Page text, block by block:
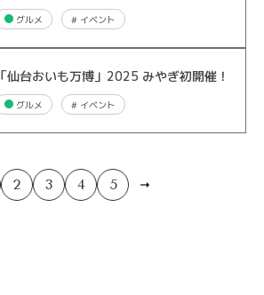
グルメ # イベント
「仙台おいも万博」2025 みやぎ初開催！
グルメ # イベント
2 3 4 5
ペー